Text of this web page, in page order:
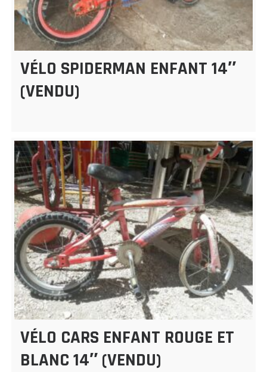
VÉLO SPIDERMAN ENFANT 14″
(VENDU)
VÉLO CARS ENFANT ROUGE ET
BLANC 14″ (VENDU)